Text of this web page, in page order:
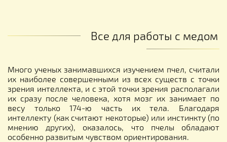
Все для работы с медом
Много ученых занимавшихся изучением пчел, считали
их наиболее совершенными из всех существ с точки
зрения интеллекта, и с этой точки зрения располагали
их сразу после человека, хотя мозг их занимает по
весу только 174-ю часть их тела. Благодаря
интеллекту (как считают некоторые) или инстинкту (по
мнению других), оказалось, что пчелы обладают
особенно развитым чувством ориентирования.